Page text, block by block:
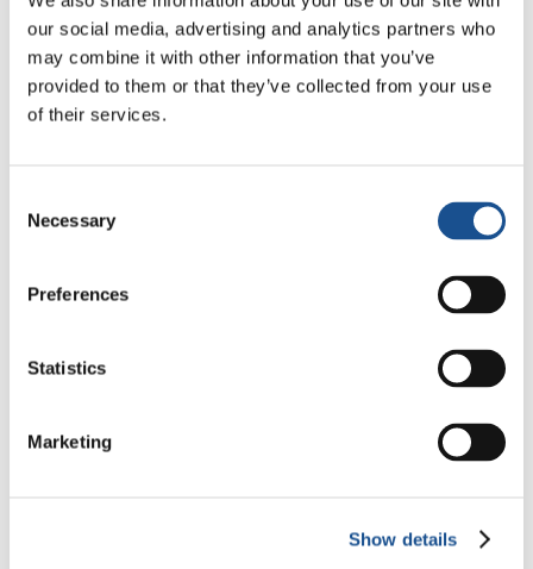
our social media, advertising and analytics partners who
may combine it with other information that you’ve
provided to them or that they’ve collected from your use
of their services.
Selection
Necessary
Preferences
Statistics
Marketing
Show details
14, 2020